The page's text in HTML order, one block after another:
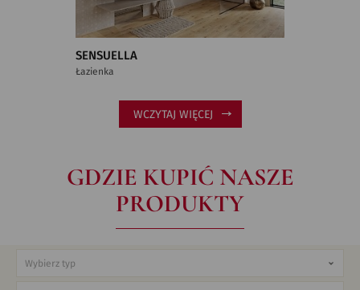
SENSUELLA
Łazienka
WCZYTAJ WIĘCEJ
GDZIE KUPIĆ NASZE
PRODUKTY